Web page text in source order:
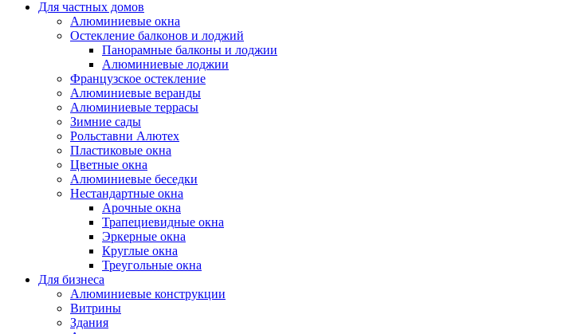
Для частных домов
Алюминиевые окна
Остекление балконов и лоджий
Панорамные балконы и лоджии
Алюминиевые лоджии
Французское остекление
Алюминиевые веранды
Алюминиевые террасы
Зимние сады
Рольставни Алютех
Пластиковые окна
Цветные окна
Алюминиевые беседки
Нестандартные окна
Арочные окна
Трапециевидные окна
Эркерные окна
Круглые окна
Треугольные окна
Для бизнеса
Алюминиевые конструкции
Витрины
Здания